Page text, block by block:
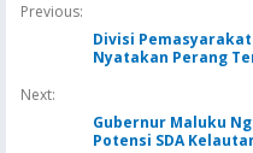
Previous:
Divisi
Nyatakan Perang
Next:
Gubernur Maluku
Potensi SDA